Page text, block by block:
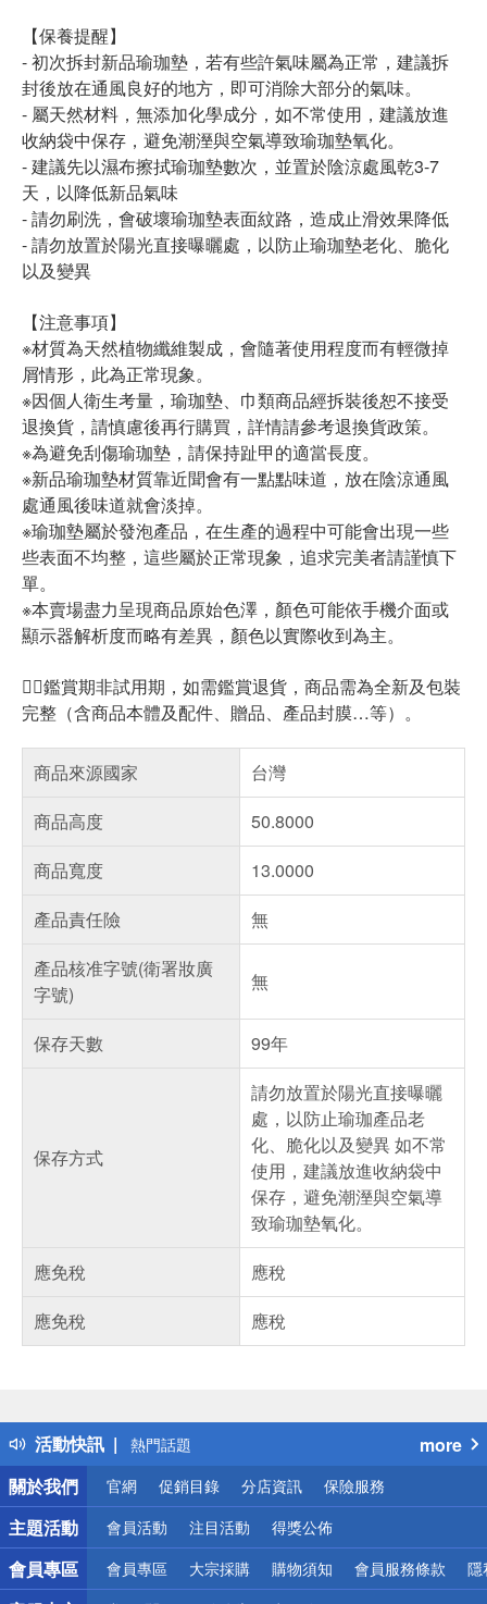
【保養提醒】
- 初次拆封新品瑜珈墊，若有些許氣味屬為正常，建議拆
封後放在通風良好的地方，即可消除大部分的氣味。
- 屬天然材料，無添加化學成分，如不常使用，建議放進
收納袋中保存，避免潮溼與空氣導致瑜珈墊氧化。
- 建議先以濕布擦拭瑜珈墊數次，並置於陰涼處風乾3-7
天，以降低新品氣味
- 請勿刷洗，會破壞瑜珈墊表面紋路，造成止滑效果降低
- 請勿放置於陽光直接曝曬處，以防止瑜珈墊老化、脆化
以及變異
【注意事項】
※材質為天然植物纖維製成，會隨著使用程度而有輕微掉
屑情形，此為正常現象。
※因個人衛生考量，瑜珈墊、巾類商品經拆裝後恕不接受
退換貨，請慎慮後再行購買，詳情請參考退換貨政策。
※為避免刮傷瑜珈墊，請保持趾甲的適當長度。
※新品瑜珈墊材質靠近聞會有一點點味道，放在陰涼通風
處通風後味道就會淡掉。
※瑜珈墊屬於發泡產品，在生產的過程中可能會出現一些
些表面不均整，這些屬於正常現象，追求完美者請謹慎下
單。
※本賣場盡力呈現商品原始色澤，顏色可能依手機介面或
顯示器解析度而略有差異，顏色以實際收到為主。
🙋‍♂️鑑賞期非試用期，如需鑑賞退貨，商品需為全新及包裝
完整（含商品本體及配件、贈品、產品封膜…等）。
商品來源國家
台灣
商品高度
50.8000
商品寬度
13.0000
產品責任險
無
產品核准字號(衛署妝廣
字號)
無
保存天數 99年
保存方式
請勿放置於陽光直接曝曬
處，以防止瑜珈產品老
化、脆化以及變異 如不常
使用，建議放進收納袋中
保存，避免潮溼與空氣導
致瑜珈墊氧化。
應免稅
應稅
應免稅
應稅
活動快訊
得獎公告
熱門話題
銀行優惠
偏遠地區配送
詐騙網頁！請小心！
more
關於我們
官網 促銷目錄 分店資訊 保險服務
主題活動 會員活動 注目活動 得獎公佈
會員專區 會員專區 大宗採購 購物須知 會員服務條款 隱